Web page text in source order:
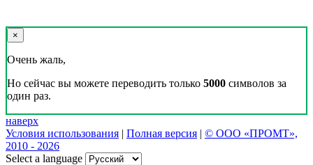
×
Очень жаль,
Но сейчас вы можете переводить только 5000 символов за
один раз.
наверх
Условия использования | Полная версия | © ООО «ПРОМТ»,
2010 - 2026
Select a language